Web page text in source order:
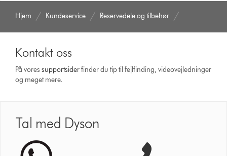
Hjem Kundeservice Reservedele og tilbehør
Kontakt oss
På voressupport­siderfinder du tip til fejlfinding, video­vejledninger
og meget mere.
Tal med Dyson